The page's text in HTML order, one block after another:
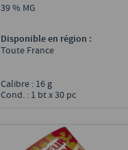
39 % MG
Disponible en région :
Toute France
Calibre : 16 g
Cond. : 1 bt x 30 pc